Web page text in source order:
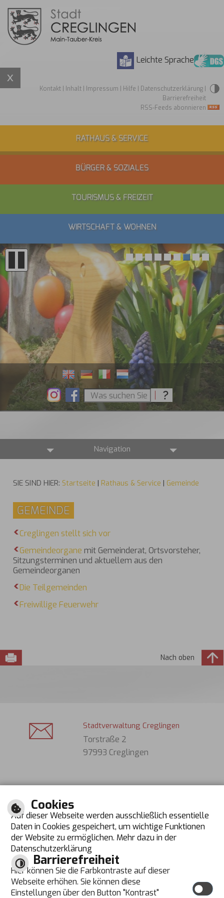
Leichte Sprache
Kontakt| Inhalt| Impressum Hilfe Datenschutzerklärung|
Barrierefreiheit
RSS-Feeds abonnieren
RATHAUS & SERVICE
BÜRGER & SOZIALES
TOURISMUS & FREIZEIT
WIRTSCHAFT & WOHNEN
Navigation
SIE SIND HIER: Startseite | Rathaus & Service | Gemeinde
GEMEINDE
Creglingen stellt sich vor
Gemeindeorgane mit Gemeinderat, Ortsvorsteher,
Sitzungsterminen und aktuellem aus den
Gemeindeorganen
Die Teilgemeinden
Freiwillige Feuerwehr
Nach oben
Stadtverwaltung Creglingen
Torstraße 2
97993 Creglingen
Tel. (Gäste): 07933 631
Fax: 07933 70130
E-Mail schreiben
Öffnungszeiten
Montag bis Donnerstag Dienstag zusätzlich
08:00 Uhr bis 12:00 Uhr 14:00 Uhr bis 18:00 Uhr
Freitag
Donnerstag zusätzlich
Cookies
Auf dieser Webseite werden ausschließlich essentielle
Daten in Cookies gespeichert, um wichtige Funktionen
der Website zu ermöglichen. Mehr dazu in der
Datenschutzerklärung
Barrierefreiheit
Hier können Sie die Farbkontraste auf dieser
Webseite erhöhen. Sie können diese
Einstellungen über den Button "Kontrast"